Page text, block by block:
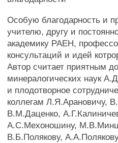
Особую благодарность и
учителю, другу и
академику РАЕН,
консультаций и идей
Автор считает приятным
минералогических наук
и плодотворное
коллегам Л.Я.Арановичу,
В.М.Даценко,
А.С.Мехоношину,
В.Б.Полякову,